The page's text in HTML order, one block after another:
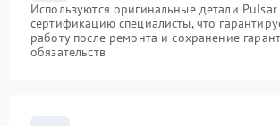
Используются оригинальные детали
сертификацию специалисты, что
работу после ремонта и сохранение
обязательств